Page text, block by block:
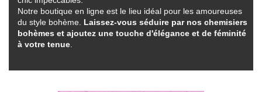
Notre boutique en ligne est le lieu idéal pour les amoureuses
du style bohème. Laissez-vous séduire par nos chemisiers
bohèmes et ajoutez une touche d'élégance et de féminité
à votre tenue